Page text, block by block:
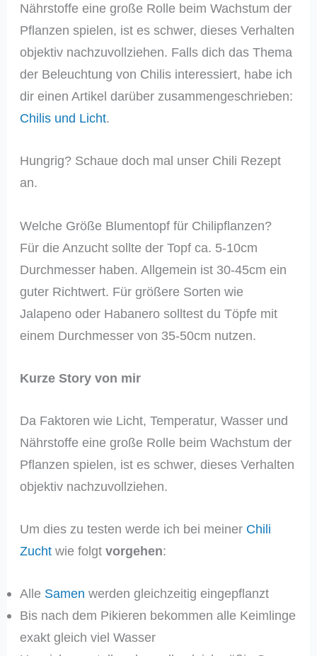
Nährstoffe eine große Rolle beim Wachstum der
Pflanzen spielen, ist es schwer, dieses Verhalten
objektiv nachzuvollziehen. Falls dich das Thema
der Beleuchtung von Chilis interessiert, habe ich
dir einen Artikel darüber zusammengeschrieben:
Chilis und Licht.
Hungrig? Schaue doch mal unser Chili Rezept
an.
Welche Größe Blumentopf für Chilipflanzen?
Für die Anzucht sollte der Topf ca. 5-10cm
Durchmesser haben. Allgemein ist 30-45cm ein
guter Richtwert. Für größere Sorten wie
Jalapeno oder Habanero solltest du Töpfe mit
einem Durchmesser von 35-50cm nutzen.
Kurze Story von mir
Da Faktoren wie Licht, Temperatur, Wasser und
Nährstoffe eine große Rolle beim Wachstum der
Pflanzen spielen, ist es schwer, dieses Verhalten
objektiv nachzuvollziehen.
Um dies zu testen werde ich bei meiner Chili
Zucht wie folgtvorgehen:
Alle Samen werden gleichzeitig eingepflanzt
Bis nach dem Pikieren bekommen alle Keimlinge
exakt gleich viel Wasser